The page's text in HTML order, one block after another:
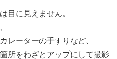
目に見えません。
レーターの手すりなど、
所をわざとアップにして撮影